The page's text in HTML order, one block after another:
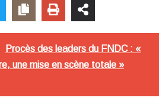
Procès des leaders du FNDC : «
une mise en scène totale »